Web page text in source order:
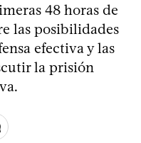
48 horas de
las posibilidades
efectiva y las
la prisión